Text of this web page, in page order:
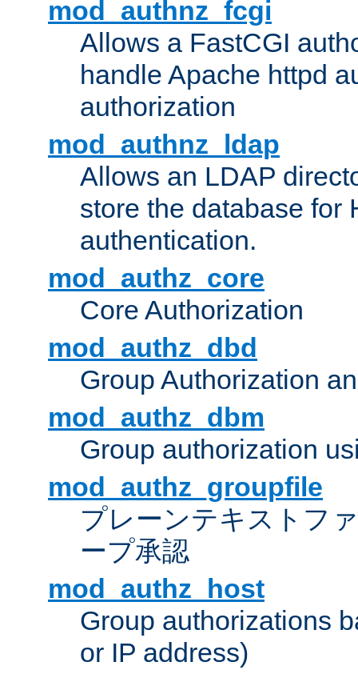
mod_authnz_fcgi
Allows a FastCGI
handle Apache httpd
authorization
mod_authnz_ldap
Allows an LDAP
store the database for
authentication.
mod_authz_core
Core Authorization
mod_authz_dbd
Group Authorization
mod_authz_dbm
Group authorization
mod_authz_groupfile
プレーンテキストフ
ープ承認
mod_authz_host
Group authorizations
or IP address)